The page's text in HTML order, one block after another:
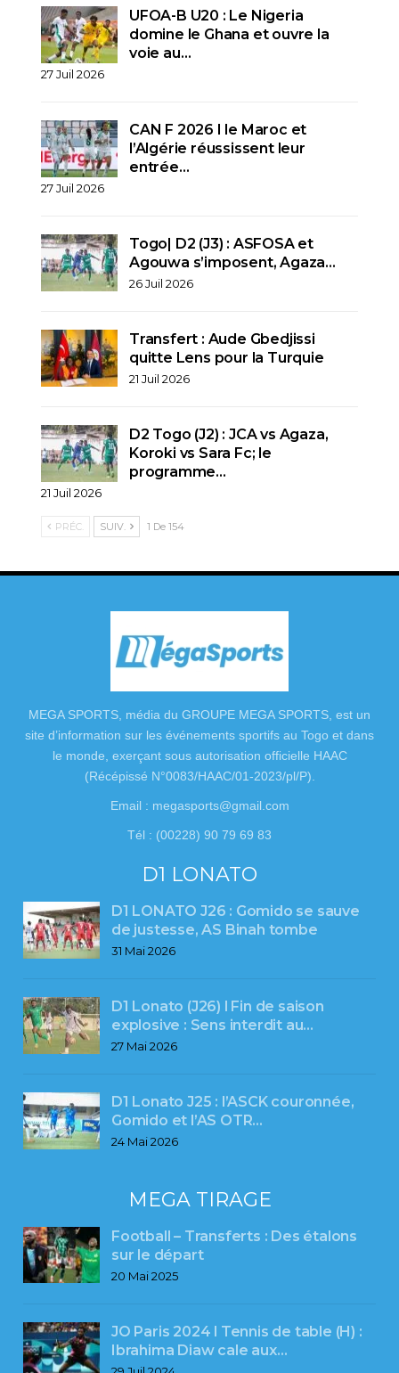
UFOA-B U20 : Le Nigeria
domine le Ghana et ouvre la
voie au…
27 Juil 2026
CAN F 2026 I le Maroc et
l’Algérie réussissent leur
entrée…
27 Juil 2026
Togo| D2 (J3) : ASFOSA et
Agouwa s’imposent, Agaza…
26 Juil 2026
Transfert : Aude Gbedjissi
quitte Lens pour la Turquie
21 Juil 2026
D2 Togo (J2) : JCA vs Agaza,
Koroki vs Sara Fc; le
programme…
21 Juil 2026
PRÉC. SUIV. 1 De 154
MEGA SPORTS, média du GROUPE MEGA SPORTS, est un
site d’information sur les événements sportifs au Togo et dans
le monde, exerçant sous autorisation officielle HAAC
(Récépissé N°0083/HAAC/01-2023/pl/P).
Email : megasports@gmail.com
Tél : (00228) 90 79 69 83
D1 LONATO
D1 LONATO J26 : Gomido se sauve
de justesse, AS Binah tombe
31 Mai 2026
D1 Lonato (J26) l Fin de saison
explosive : Sens interdit au…
27 Mai 2026
D1 Lonato J25 : l’ASCK couronnée,
Gomido et l’AS OTR…
24 Mai 2026
MEGA TIRAGE
Football – Transferts : Des étalons
sur le départ
20 Mai 2025
JO Paris 2024 l Tennis de table (H) :
Ibrahima Diaw cale aux…